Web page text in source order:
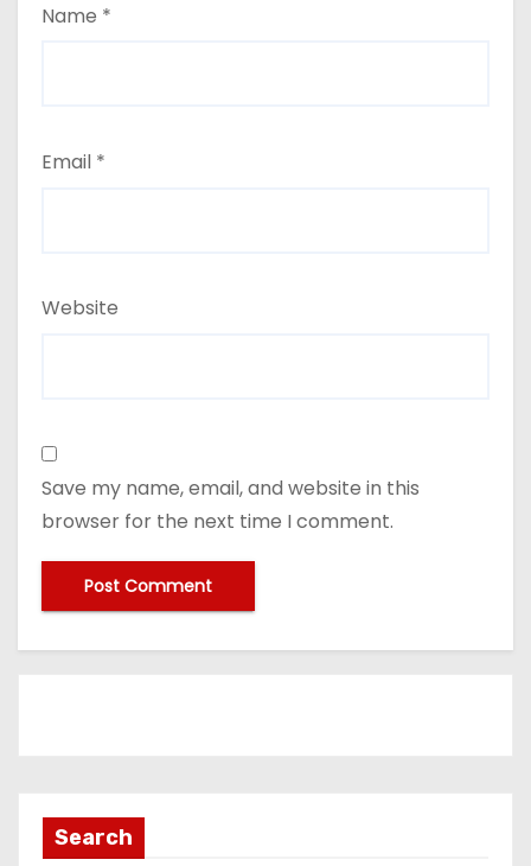
Name *
Email *
Website
Save my name, email, and website in this
browser for the next time I comment.
Search